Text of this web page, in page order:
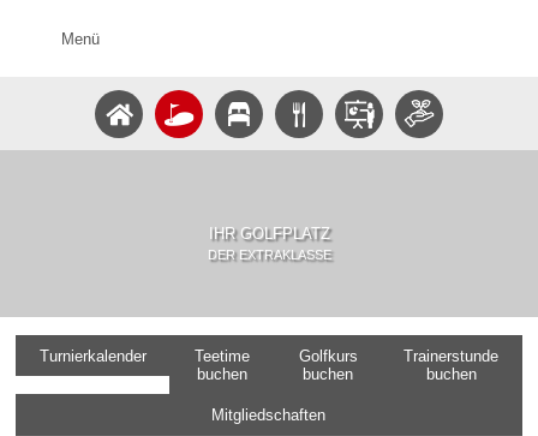
Menü
IHR GOLFPLATZ
DER EXTRAKLASSE
Turnierkalender
Teetime
buchen
Golfkurs
buchen
Trainerstunde
buchen
Mitgliedschaften